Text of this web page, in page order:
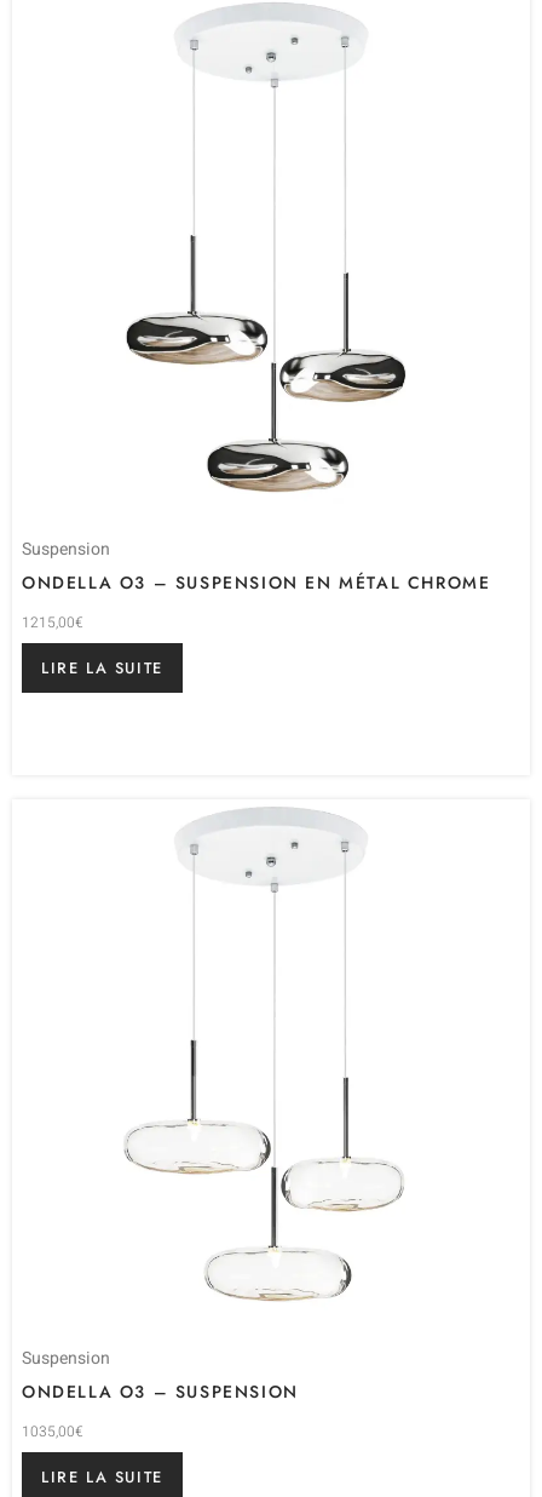
Suspension
ONDELLA O3 – SUSPENSION EN MÉTAL CHROME
1215,00€
LIRE LA SUITE
Suspension
ONDELLA O3 – SUSPENSION
1035,00€
LIRE LA SUITE